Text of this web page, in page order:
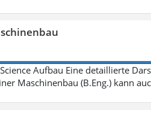
Aufbau Eine detaillierte
Maschinenbau (B.Eng.) kann